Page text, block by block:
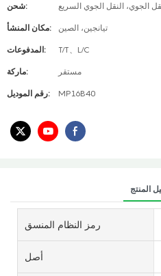
شحن: الجوي، النقل الجوي السريع
مكان المنشأ: تيانجين، الصين
المدفوعات: T/T、L/C
ماركة: مستقر
رقم الموديل: MP16B40
المنتج
رمز النظام المنسق
أصل